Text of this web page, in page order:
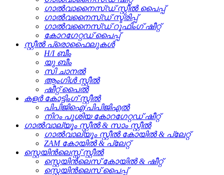
ഗാൽവാനൈസ്ഡ് സ്റ്റീൽ പൈപ്പ്
ഗാൽവനൈസ്ഡ് സ്ട്രിപ്പ്
ഗാൽവനൈസ്ഡ് റൂഫിംഗ് ഷീറ്റ്
കോറഗേറ്റഡ് പൈപ്പ്
സ്റ്റീൽ പ്രൊഫൈലുകൾ
H/I ബീം
യു ബീം
സി ചാനൽ
ആംഗിൾ സ്റ്റീൽ
ഷീറ്റ് പൈൽ
കളർ കോട്ടിംഗ് സ്റ്റീൽ
പിപിജിഐ/പിപിജിഎൽ
നിറം പൂശിയ കോറഗേറ്റഡ് ഷീറ്റ്
ഗാൽവാല്യൂം സ്റ്റീൽ & സാം സ്റ്റീൽ
ഗാൽവാല്യൂം സ്റ്റീൽ കോയിൽ & പ്ലേറ്റ്
ZAM കോയിൽ & പ്ലേറ്റ്
സ്റ്റെയിൻലെസ്സ് സ്റ്റീൽ
സ്റ്റെയിൻലെസ് കോയിൽ & ഷീറ്റ്
സ്റ്റെയിൻലെസ് പൈപ്പ്